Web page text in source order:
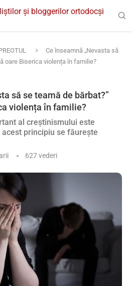
și bloggerilor ortodocși
Ce înseamnă „Nevasta să
oare Biserica violența în familie?
să se teamă de bărbat?”
violența în familie?
al creștinismului este
principiu se făurește
627vederi